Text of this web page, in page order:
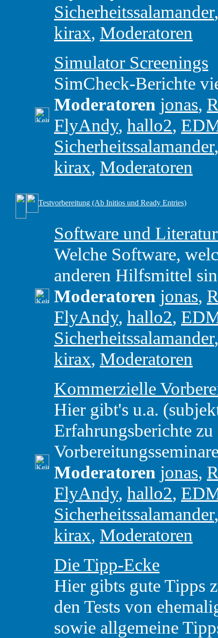
Sicherheitssalamander
kirax, Moderatoren
Simulator Screenings
SimCheck-Berichte
Moderatoren jonas,
FlyAndy, hallo2,
Sicherheitssalamander
kirax, Moderatoren
Testvorbereitung (Ab Initios und Ready Entries)
Software und
Welche Software,
anderen Hilfsmittel
Moderatoren jonas,
FlyAndy, hallo2,
Sicherheitssalamander
kirax, Moderatoren
Kommerzielle
Hier gibt's u.a.
Erfahrungsberichte
Moderatoren jonas,
FlyAndy, hallo2,
Sicherheitssalamander
kirax, Moderatoren
Die Tipp-Ecke
Hier gibts gute Tipps
den Tests von
sowie allgemeine